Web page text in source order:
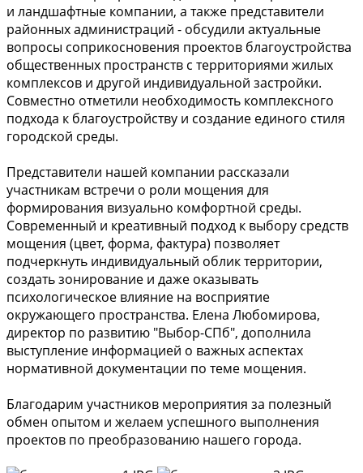
и ландшафтные компании, а также представители
районных администраций - обсудили актуальные
вопросы соприкосновения проектов благоустройства
общественных пространств с территориями жилых
комплексов и другой индивидуальной застройки.
Совместно отметили необходимость комплексного
подхода к благоустройству и создание единого стиля
городской среды.
Представители нашей компании рассказали
участникам встречи о роли мощения для
формирования визуально комфортной среды.
Современный и креативный подход к выбору средств
мощения (цвет, форма, фактура) позволяет
подчеркнуть индивидуальный облик территории,
создать зонирование и даже оказывать
психологическое влияние на восприятие
окружающего пространства. Елена Любомирова,
директор по развитию "Выбор-СПб", дополнила
выступление информацией о важных аспектах
нормативной документации по теме мощения.
Благодарим участников мероприятия за полезный
обмен опытом и желаем успешного выполнения
проектов по преобразованию нашего города.